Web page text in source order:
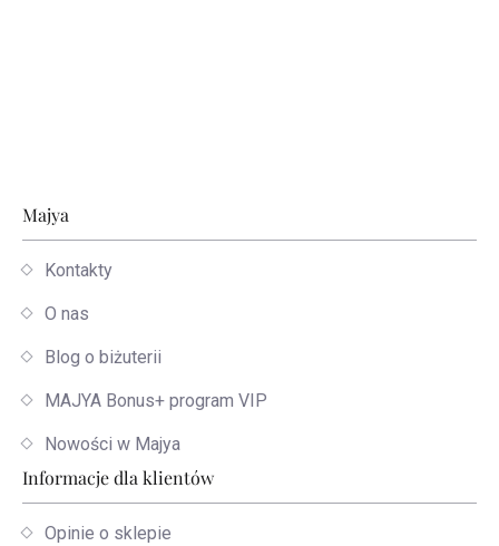
Stopka
Majya
Kontakty
O nas
Blog o biżuterii
MAJYA Bonus+ program VIP
Nowości w Majya
Informacje dla klientów
Opinie o sklepie